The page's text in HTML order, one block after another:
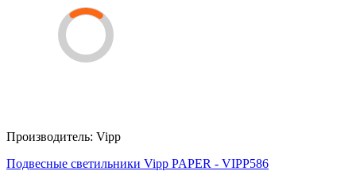
Производитель: Vipp
Подвесные светильники Vipp PAPER - VIPP586